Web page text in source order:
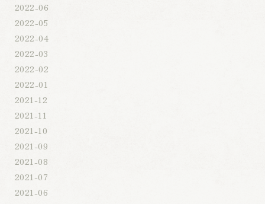
2022-06
2022-05
2022-04
2022-03
2022-02
2022-01
2021-12
2021-11
2021-10
2021-09
2021-08
2021-07
2021-06